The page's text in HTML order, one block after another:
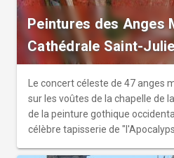
considérablement remaniée au
d’un clocher en 1900. Dans un
XIXème et XXème siècles, deux
passé ancien de l’église. Dans
Scholastique, on a pu retrouver
de nombreuses substructions
L'église est toujours riche en
l'âge d'or de la terre cuite
Peintures des Anges
Cathédrale Saint-
Le concert céleste de 47 anges
sur les voûtes de la chapelle de
de la peinture gothique
célèbre tapisserie de